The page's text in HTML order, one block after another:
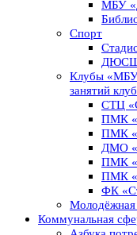
МБУ
Спорт
Клубы «МБУ
занятий
СТЦ
ПМК
ПМК
ДМО
ПМК
ПМК
ФК
Молодёжная
Коммунальная